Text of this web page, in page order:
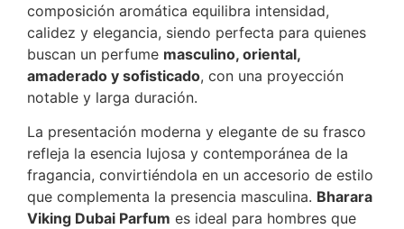
composición aromática equilibra intensidad,
calidez y elegancia, siendo perfecta para quienes
buscan un perfume masculino, oriental,
amaderado y sofisticado, con una proyección
notable y larga duración.
La presentación moderna y elegante de su frasco
refleja la esencia lujosa y contemporánea de la
fragancia, convirtiéndola en un accesorio de estilo
que complementa la presencia masculina. Bharara
Viking Dubai Parfum es ideal para hombres que